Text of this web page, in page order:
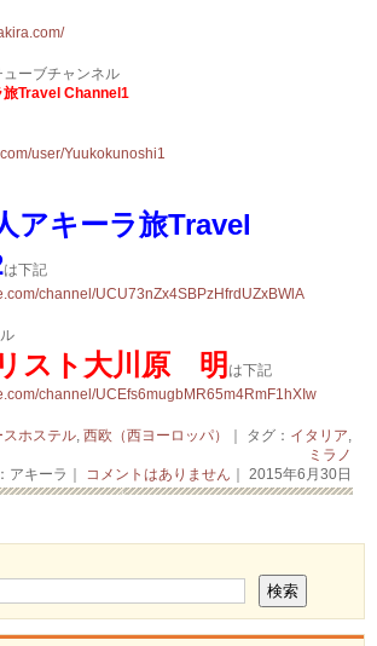
ーブチャンネル
旅Travel Channel1
user/Yuukokunoshi1
アキーラ旅Travel
は下記
channel/UCU73nZx4SBPzHfrdUZxBWlA
スト大川原 明 は下記
channel/UCEfs6mugbMR65m4RmF1hXIw
スホステル, 西欧（西ヨーロッパ） ｜ タグ： イタリア,
ミラノ
アキーラ｜ コメントはありません ｜ 2015年6月30日